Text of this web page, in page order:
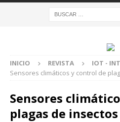
INICIO REVISTA
IOT -
Sensores climáticos y control de
Sensores
plagas de insectos